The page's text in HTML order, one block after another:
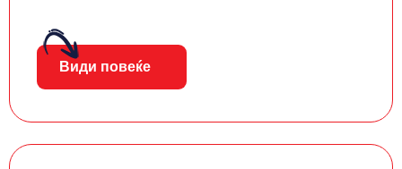
Види повеќе